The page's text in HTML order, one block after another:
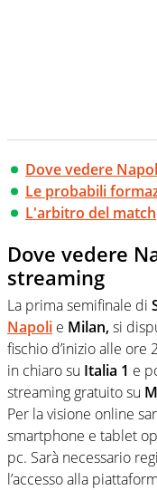
Dove vedere
Le probabili
L'arbitro del match
Dove vedere
streaming
La prima semifinale di
Napoli e Milan,si
fischio d’inizio alle ore
in chiaro su Italia 1 e
streaming gratuito su
Per la visione online
smartphone e tablet
pc. Sarà necessario
l’accesso alla